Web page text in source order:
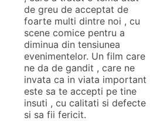
de greu de acceptat de
foarte multi dintre noi , cu
scene comice pentru a
diminua din tensiunea
evenimentelor. Un film care
ne da de gandit , care ne
invata ca in viata important
este sa te accepti pe tine
insuti , cu calitati si defecte
si sa fii fericit.